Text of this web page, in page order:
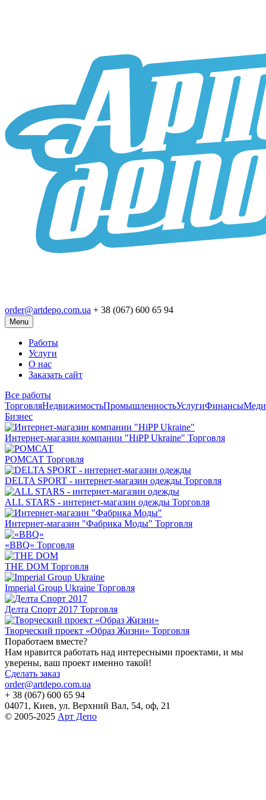
order@artdepo.com.ua + 38 (067) 600 65 94
Menu
Работы
Услуги
О нас
Заказать сайт
Все работы
ТорговляНедвижимостьПромышленностьУслугиФинансы
Бизнес
Интернет-магазин компании "HiPP Ukraine" Торговля
РОМСАТ Торговля
DELTA SPORT - интернет-магазин одежды Торговля
ALL STARS - интернет-магазин одежды Торговля
Интернет-магазин "Фабрика Моды" Торговля
«BBQ» Торговля
THE DOM Торговля
Imperial Group Ukraine Торговля
Делта Спорт 2017 Торговля
Творческий проект «Образ Жизни» Торговля
Поработаем вместе?
Нам нравится работать над интересными проектами, и мы
уверены, ваш проект именно такой!
Сделать заказ
order@artdepo.com.ua
+ 38 (067) 600 65 94
04071, Киев, ул. Верхний Вал, 54, оф, 21
© 2005-2025 Арт Депо